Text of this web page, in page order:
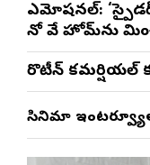
ఎమోష‌న‌ల్‌:
నో వే హోమ్‌ను
రొటీన్‌ కమర్షియల్‌
సినిమా